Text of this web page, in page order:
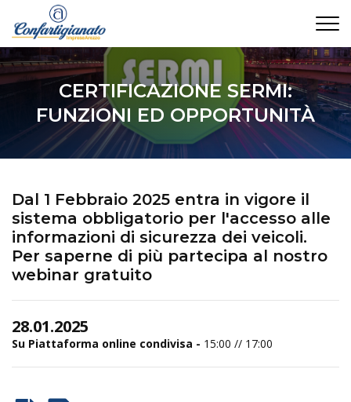
CERTIFICAZIONE SERMI:
FUNZIONI ED OPPORTUNITÀ
Dal 1 Febbraio 2025 entra in vigore il
sistema obbligatorio per l'accesso alle
informazioni di sicurezza dei veicoli.
Per saperne di più partecipa al nostro
webinar gratuito
28.01.2025
Su Piattaforma online condivisa - 15:00 // 17:00